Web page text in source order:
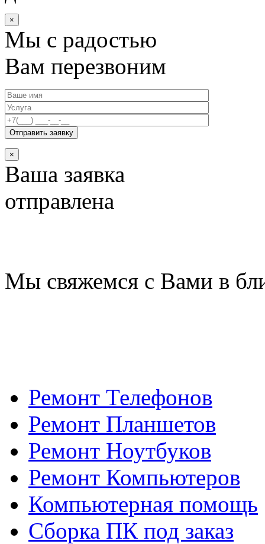
×
Мы с радостью
Вам перезвоним
×
Ваша заявка
отправлена
Мы свяжемся с Вами в
Ремонт Телефонов
Ремонт Планшетов
Ремонт Ноутбуков
Ремонт Компьютеров
Компьютерная помощь
Сборка ПК под заказ